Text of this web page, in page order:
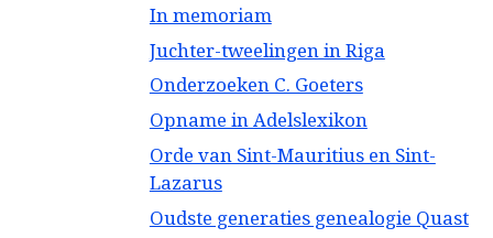
In memoriam
Juchter-tweelingen in Riga
Onderzoeken C. Goeters
Opname in Adelslexikon
Orde van Sint-Mauritius en Sint-
Lazarus
Oudste generaties genealogie Quast